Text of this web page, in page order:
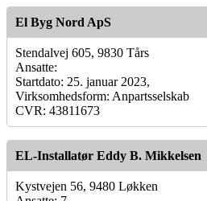
El Byg Nord ApS
Stendalvej 605, 9830 Tårs
Ansatte:
Startdato: 25. januar 2023,
Virksomhedsform: Anpartsselskab
CVR: 43811673
EL-Installatør Eddy B. Mikkelsen
Kystvejen 56, 9480 Løkken